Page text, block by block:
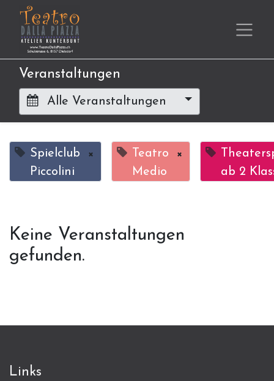
Veranstaltungen
Alle Veranstaltungen
Spielclub
Piccolini
×
Teatro
Medio
×
ab 2
Keine Veranstaltungen
gefunden.
Links